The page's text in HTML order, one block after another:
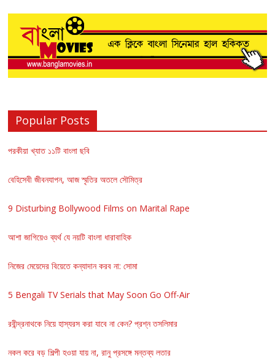
Popular Posts
পরকীয়া খ্যাত ১১টি বাংলা ছবি
বেহিসেবী জীবনযাপন, আজ স্মৃতির অতলে সৌমিত্র
9 Disturbing Bollywood Films on Marital Rape
আশা জাগিয়েও ব্যর্থ যে নয়টি বাংলা ধারাবাহিক
নিজের মেয়েদের বিয়েতে কন্যাদান করব না: সোমা
5 Bengali TV Serials that May Soon Go Off-Air
রবীন্দ্রনাথকে নিয়ে হাস্যরস করা যাবে না কেন? প্রশ্ন তসলিমার
নকল করে বড় শিল্পী হওয়া যায় না, রানু প্রসঙ্গে মন্তব্য লতার